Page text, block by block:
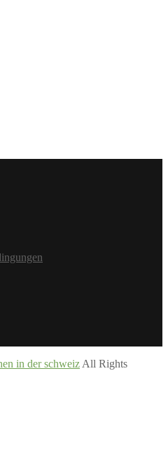
in der schweiz All Rights